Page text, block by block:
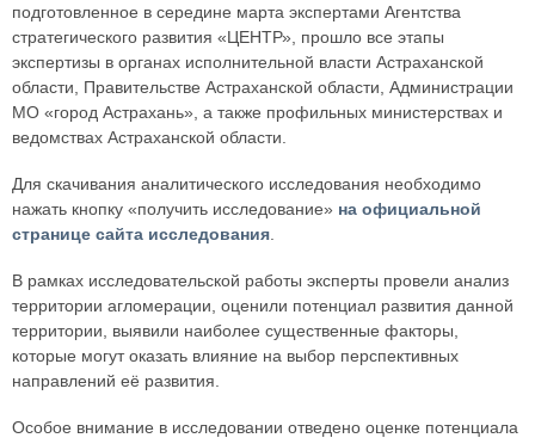
подготовленное в середине марта экспертами Агентства
стратегического развития «ЦЕНТР», прошло все этапы
экспертизы в органах исполнительной власти Астраханской
области, Правительстве Астраханской области, Администрации
МО «город Астрахань», а также профильных министерствах и
ведомствах Астраханской области.
Для скачивания аналитического исследования необходимо
нажать кнопку «получить исследование» на официальной
странице сайта исследования
В рамках исследовательской работы эксперты провели анализ
территории агломерации, оценили потенциал развития данной
территории, выявили наиболее существенные факторы,
которые могут оказать влияние на выбор перспективных
направлений её развития.
Особое внимание в исследовании отведено оценке потенциала